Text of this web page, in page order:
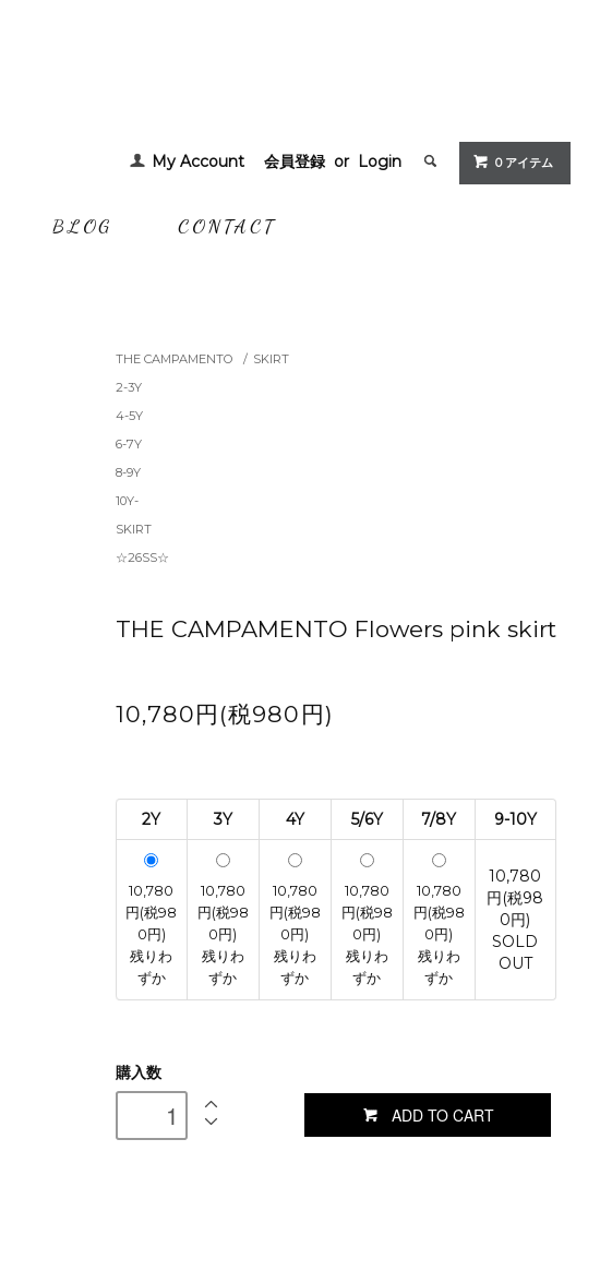
My Account 会員登録 or Login 0 アイテム
BLOG CONTACT
THE CAMPAMENTO / SKIRT
2-3Y
4-5Y
6-7Y
8-9Y
10Y-
SKIRT
☆26SS☆
THE CAMPAMENTO Flowers pink skirt
10,780円(税980円)
2Y 3Y 4Y 5/6Y 7/8Y 9-10Y
10,780
円(税98
0円)
残りわ
ずか
10,780
円(税98
0円)
残りわ
ずか
10,780
円(税98
0円)
残りわ
ずか
10,780
円(税98
0円)
残りわ
ずか
10,780
円(税98
0円)
残りわ
ずか
10,780
円(税98
0円)
SOLD
OUT
購入数
ADD TO CART